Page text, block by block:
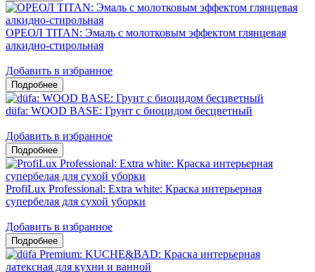
ОРЕОЛ TITAN: Эмаль с молотковым эффектом глянцевая
алкидно-стирольная
Добавить в избранное
düfa: WOOD BASE: Грунт с биоцидом бесцветный
Добавить в избранное
ProfiLux Professional: Extra white: Краска интерьерная
супербелая для сухой уборки
Добавить в избранное